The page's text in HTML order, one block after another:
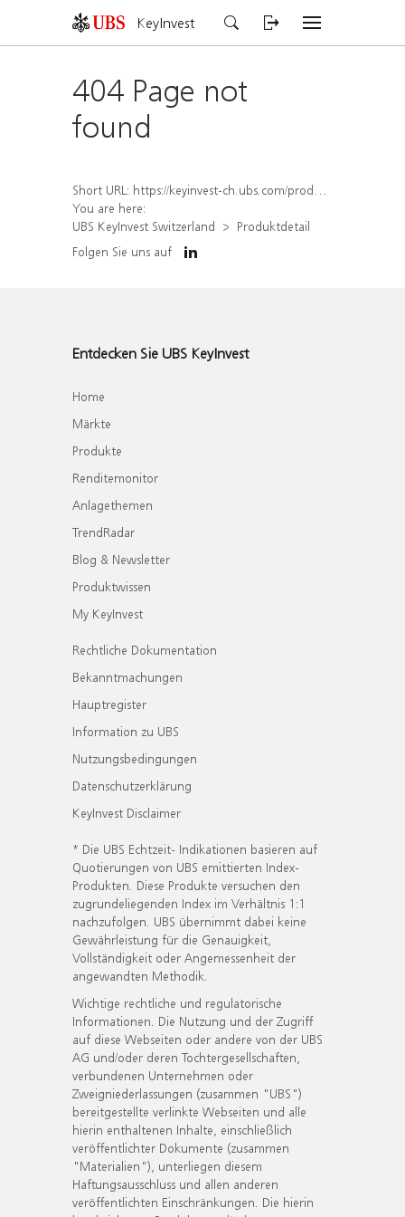
KeyInvest
404 Page not
found
Short URL: https://keyinvest-ch.ubs.com/produkt/detail/index/isin/CH1570492467
You are here:
UBS KeyInvest Switzerland
Produktdetail
Folgen Sie uns auf
Entdecken Sie UBS KeyInvest
Home
Märkte
Produkte
Renditemonitor
Anlagethemen
TrendRadar
Blog & Newsletter
Produktwissen
My KeyInvest
Rechtliche Dokumentation
Bekanntmachungen
Hauptregister
Information zu UBS
Nutzungsbedingungen
Datenschutzerklärung
KeyInvest Disclaimer
* Die UBS Echtzeit- Indikationen basieren auf
Quotierungen von UBS emittierten Index-
Produkten. Diese Produkte versuchen den
zugrundeliegenden Index im Verhältnis 1:1
nachzufolgen. UBS übernimmt dabei keine
Gewährleistung für die Genauigkeit,
Vollständigkeit oder Angemessenheit der
angewandten Methodik.
Wichtige rechtliche und regulatorische
Informationen. Die Nutzung und der Zugriff
auf diese Webseiten oder andere von der UBS
AG und/oder deren Tochtergesellschaften,
verbundenen Unternehmen oder
Zweigniederlassungen (zusammen "UBS")
bereitgestellte verlinkte Webseiten und alle
hierin enthaltenen Inhalte, einschließlich
veröffentlichter Dokumente (zusammen
"Materialien"), unterliegen diesem
Haftungsausschluss und allen anderen
veröffentlichten Einschränkungen. Die hierin